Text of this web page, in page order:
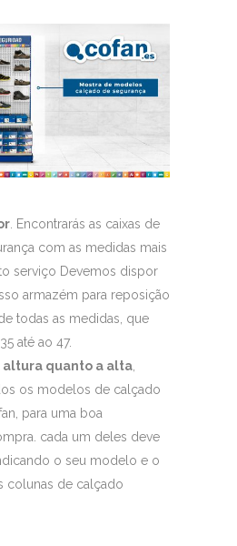
. Encontrarás as caixas de
com as medidas mais
serviço Devemos dispor
armazém para reposição
todas as medidas, que
até ao 47.
altura quanto a alta
os modelos de calçado
para uma boa
cada um deles deve
o seu modelo e o
colunas de calçado